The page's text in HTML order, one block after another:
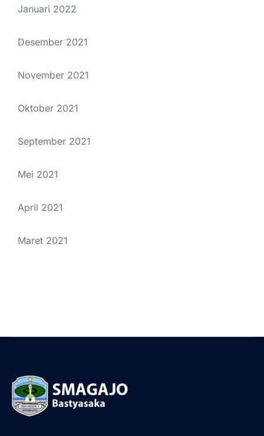
Januari 2022
Desember 2021
November 2021
Oktober 2021
September 2021
Mei 2021
April 2021
Maret 2021